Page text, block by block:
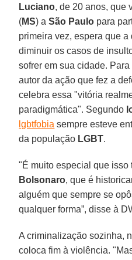
Luciano, de 20 anos, que
(MS) aSão Paulo para
primeira vez, espera que
diminuir os casos de
sofrer em sua cidade.
autor da ação que fez a
celebra essa "vitória
paradigmática". Segundo
lgbtfobia sempre esteve
da população LGBT.
"É muito especial que
Bolsonaro, que é
alguém que sempre se
qualquer forma”, disse à
A criminalização sozinha,
coloca fim à violência.